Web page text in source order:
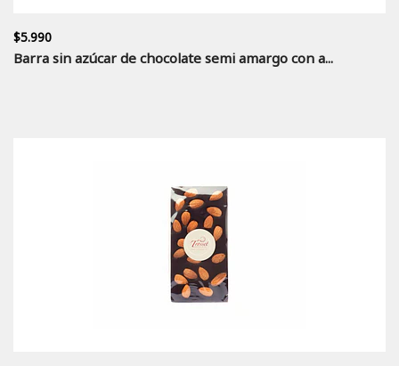
$5.990
Barra sin azúcar de chocolate semi amargo con a...